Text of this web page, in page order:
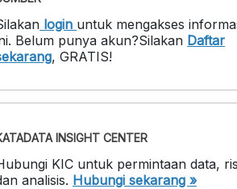
login untuk mengakses
. Belum punya akun?Silakan Daftar
, GRATIS!
INSIGHT CENTER
KIC untuk permintaan data,
analisis. Hubungi sekarang »